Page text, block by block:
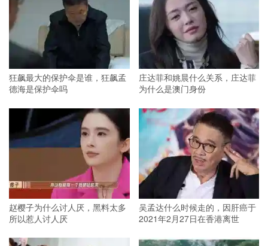
狂飙最大的保护伞是谁，狂飙孟
德海是保护伞吗
庄达菲和姚晨什么关系，庄达菲
为什么是澳门身份
赵樱子为什么讨人厌，黑料太多
所以惹人讨人厌
吴孟达什么时候走的，因肝癌于
2021年2月27日在香港离世